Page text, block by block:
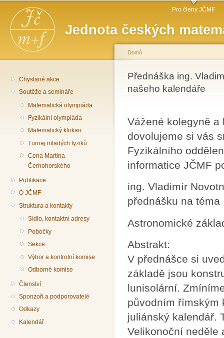
Jednota českých
Hlavní menu Pro členy JČMF
Chystané akce
Soutěže a semináře
Matematická olympiáda
Fyzikální olympiáda
Matematický klokan
Turnaj mladých fyziků
Cena Martina
Černohorského
Publikace
O JČMF
Struktura a kontakty
Sídlo, kontaktní adresy
Pobočky
Sekce
Výbor a kontrolní komise
Odborné komise
Členství
Sponzoři a podporovatelé
Odkazy
Kalendář
Jste zde
Domů
Přednáška ing.
našeho kalendáře
Vážené kolegyně a
dovolujeme si vás
Fyzikálního
informatice JČMF
ing. Vladimír
přednášku na téma
Astronomické
Abstrakt:
V přednášce si
základě jsou
lunisolární.
původním římským
juliánský kalendář.
Velikonoční neděle